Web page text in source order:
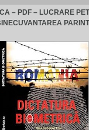
– PDF – LUCRARE